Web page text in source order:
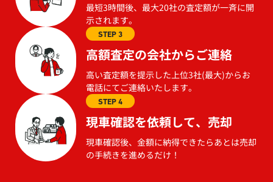
最短3時間後、最大20社の査定額が一斉に開
示されます。
STEP 3
高額査定の会社からご連絡
高い査定額を提示した上位3社(最大)からお
電話にてご連絡いたします。
STEP 4
現車確認を依頼して、売却
現車確認後、金額に納得できたらあとは売却
の手続きを進めるだけ！